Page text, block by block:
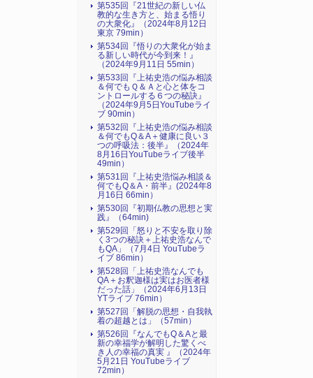
第535回『21世紀の新しい仏
教的な生き方と、始まる悟り
の大衆化』（2024年8月12日
東京 79min）
第534回『悟りの大衆化が始ま
る新しい時代が今到来！』
（2024年9月11日 55min）
第533回『上祐史浩の悩み相談
＆何でもＱ＆Ａと心と体をコ
ントロールする６つの秘訣』
（2024年9月5日YouTubeライ
ブ 90min）
第532回『上祐史浩の悩み相談
＆何でもQ＆A＋健康に良い３
つの呼吸法：後半』（2024年
8月16日YouTubeライブ後半
49min）
第531回『上祐史浩悩み相談＆
何でもQ＆A・前半』(2024年8
月16日 66min）
第530回『初期仏教の思想と実
践』（64min)
第529回「怒りと不安を取り除
く3つの秘訣＋上祐史浩なんで
もQA」（7月4日 YouTubeラ
イブ 86min）
第528回「上祐史浩なんでも
QA＋お釈迦様は実はお医者様
だった話」（2024年6月13日
YTライブ 76min）
第527回「解脱の思想・自我執
着の超越とは」（57min）
第526回『なんでもQ＆Aと最
新の幸福学が解明した驚くべ
き人の幸福の真実 』（2024年
5月21日 YouTubeライブ
72min）